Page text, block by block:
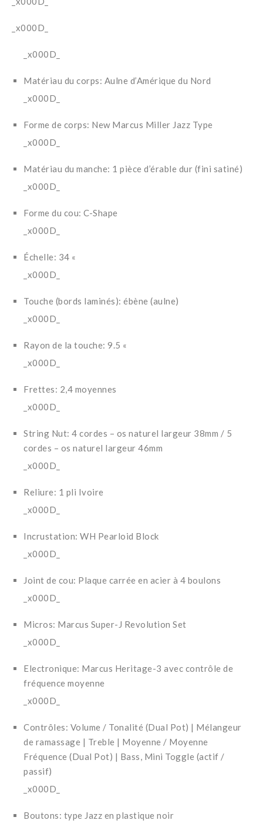
_x000D_
_x000D_
Matériau du corps: Aulne d’Amérique du Nord
_x000D_
Forme de corps: New Marcus Miller Jazz Type
_x000D_
Matériau du manche: 1 pièce d’érable dur (fini satiné)
_x000D_
Forme du cou: C-Shape
_x000D_
Échelle: 34 «
_x000D_
Touche (bords laminés): ébène (aulne)
_x000D_
Rayon de la touche: 9.5 «
_x000D_
Frettes: 2,4 moyennes
_x000D_
String Nut: 4 cordes – os naturel largeur 38mm / 5
cordes – os naturel largeur 46mm
_x000D_
Reliure: 1 pli Ivoire
_x000D_
Incrustation: WH Pearloid Block
_x000D_
Joint de cou: Plaque carrée en acier à 4 boulons
_x000D_
Micros: Marcus Super-J Revolution Set
_x000D_
Electronique: Marcus Heritage-3 avec contrôle de
fréquence moyenne
_x000D_
Contrôles: Volume / Tonalité (Dual Pot) | Mélangeur
de ramassage | Treble | Moyenne / Moyenne
Fréquence (Dual Pot) | Bass, Mini Toggle (actif /
passif)
_x000D_
Boutons: type Jazz en plastique noir